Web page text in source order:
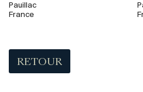
Pauillac
France
RETOUR